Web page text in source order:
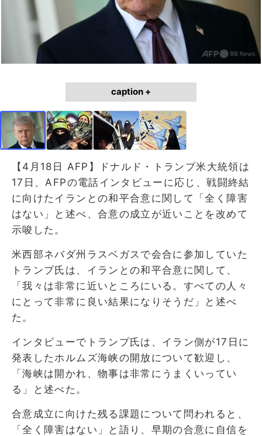
caption +
【4月18日 AFP】ドナルド・トランプ米大統領は
17日、AFPの電話インタビューに応じ、戦闘終結
に向けたイランとの和平合意に関して「全く障害
はない」と述べ、合意の成立が近いことを改めて
示唆した。
米西部ネバダ州ラスベガスで会合に参加していた
トランプ氏は、イランとの和平合意に関して、
「我々は非常に近いところにいる。すべての人々
にとって非常に良い結果になりそうだ」と述べ
た。
インタビューでトランプ氏は、イラン側が17日に
発表したホルムズ海峡の開放について歓迎し、
「海峡は開かれ、物事は非常にうまくいってい
る」と述べた。
合意成立に向けた残る課題について問われると、
「全く障害はない」と語り、早期の合意に自信を